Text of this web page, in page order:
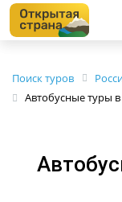
Поиск туров
Автобусные туры